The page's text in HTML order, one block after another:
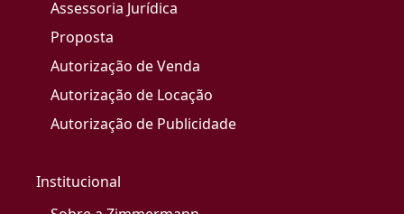
Assessoria Jurídica
Proposta
Autorização de Venda
Autorização de Locação
Autorização de Publicidade
Institucional